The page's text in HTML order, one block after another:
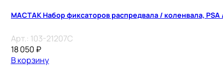
МАСТАК Набор фиксаторов распредвала / коленвала, PSA
Арт.: 103-21207C
18 050 ₽
В корзину